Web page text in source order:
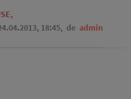
,
18:45, de admin